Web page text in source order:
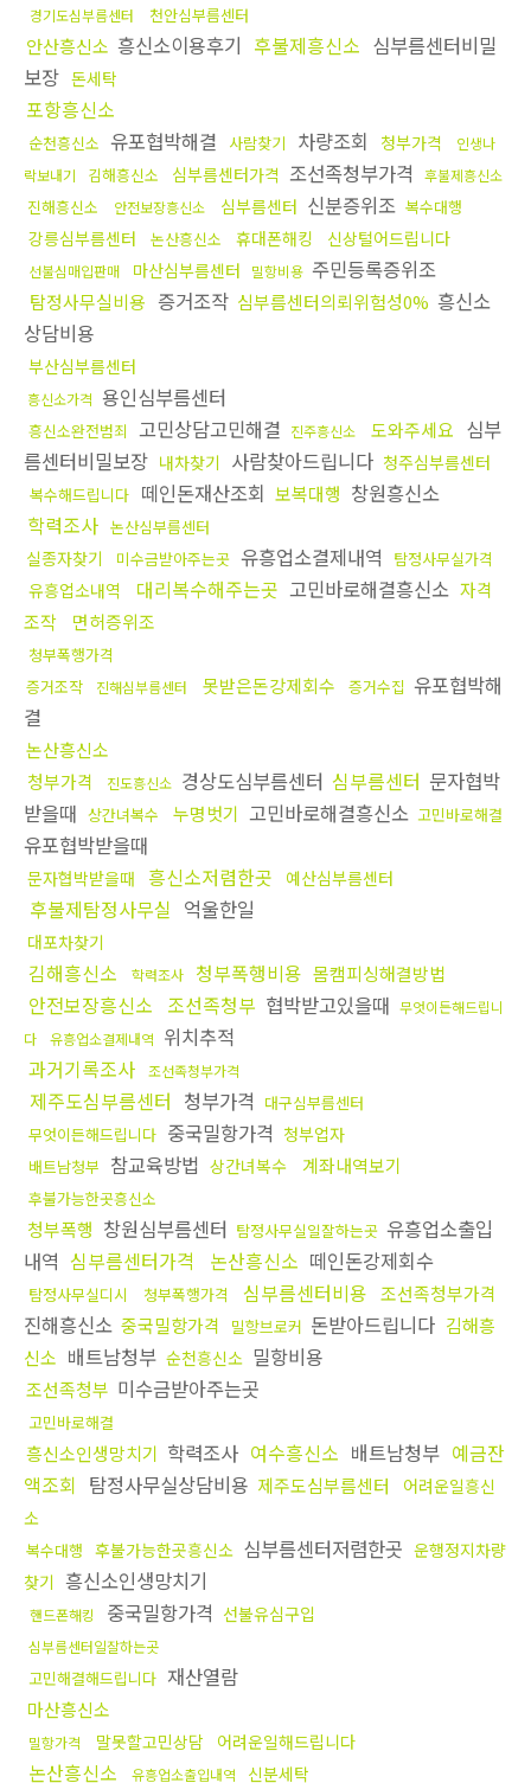
경기도심부름센터 천안심부름센터
안산흥신소 흥신소이용후기 후불제흥신소 심부름센터비밀
보장 돈세탁
포항흥신소
순천흥신소 유포협박해결 사람찾기 차량조회 청부가격
인생나
락보내기
김해흥신소 심부름센터가격 조선족청부가격 후불제흥신소
진해흥신소 안전보장흥신소 심부름센터 신분증위조 복수대행
강릉심부름센터 논산흥신소 휴대폰해킹 신상털어드립니다
선불심매입판매 마산심부름센터 밀항비용 주민등록증위조
탐정사무실비용 증거조작 심부름센터의뢰위험성0% 흥신소
상담비용
부산심부름센터
흥신소가격 용인심부름센터
흥신소완전범죄 고민상담고민해결 진주흥신소 도와주세요 심부
름센터비밀보장 내차찾기 사람찾아드립니다 청주심부름센터
복수해드립니다 떼인돈재산조회 보복대행 창원흥신소
학력조사 논산심부름센터
실종자찾기 미수금받아주는곳 유흥업소결제내역 탐정사무실가격
유흥업소내역 대리복수해주는곳 고민바로해결흥신소 자격
조작
면허증위조
청부폭행가격
증거조작
진해심부름센터 못받은돈강제회수 증거수집 유포협박해
결
논산흥신소
청부가격
진도흥신소 경상도심부름센터 심부름센터 문자협박
받을때 상간녀복수 누명벗기 고민바로해결흥신소 고민바로해결
유포협박받을때
문자협박받을때 흥신소저렴한곳 예산심부름센터
후불제탐정사무실 억울한일
대포차찾기
김해흥신소 학력조사 청부폭행비용 몸캠피싱해결방법
안전보장흥신소 조선족청부 협박받고있을때 무엇이든해드립니
다
유흥업소결제내역 위치추적
과거기록조사
조선족청부가격
제주도심부름센터 청부가격 대구심부름센터
무엇이든해드립니다 중국밀항가격 청부업자
배트남청부 참교육방법 상간녀복수 계좌내역보기
후불가능한곳흥신소
청부폭행 창원심부름센터 탐정사무실일잘하는곳 유흥업소출입
내역 심부름센터가격 논산흥신소 떼인돈강제회수
탐정사무실디시 청부폭행가격 심부름센터비용 조선족청부가격
진해흥신소 중국밀항가격 밀항브로커 돈받아드립니다 김해흥
신소 배트남청부 순천흥신소 밀항비용
조선족청부 미수금받아주는곳
고민바로해결
흥신소인생망치기 학력조사 여수흥신소 배트남청부 예금잔
액조회 탐정사무실상담비용 제주도심부름센터
어려운일흥신
소
복수대행 후불가능한곳흥신소 심부름센터저렴한곳 운행정지차량
찾기 흥신소인생망치기
핸드폰해킹 중국밀항가격 선불유심구입
심부름센터일잘하는곳
고민해결해드립니다 재산열람
마산흥신소
밀항가격 말못할고민상담 어려운일해드립니다
논산흥신소 유흥업소출입내역 신분세탁